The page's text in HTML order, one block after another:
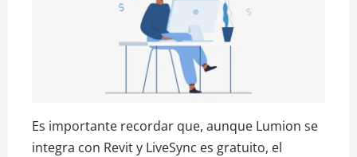
Es importante recordar que, aunque Lumion se
integra con Revit y LiveSync es gratuito, el